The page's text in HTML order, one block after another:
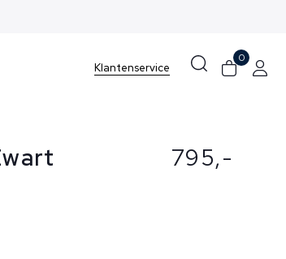
Klantenservice
0
795,-